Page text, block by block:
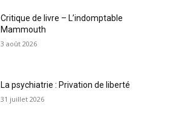
Critique de livre – L’indomptable
Mammouth
3 août 2026
La psychiatrie : Privation de liberté
31 juillet 2026